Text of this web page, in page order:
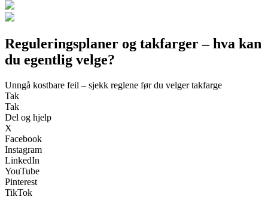
Reguleringsplaner og takfarger – hva kan
du egentlig velge?
Unngå kostbare feil – sjekk reglene før du velger takfarge
Tak
Tak
Del og hjelp
X
Facebook
Instagram
LinkedIn
YouTube
Pinterest
TikTok